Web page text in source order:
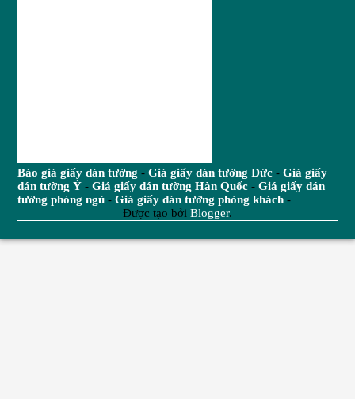
Báo giá giấy dán tường - Giá giấy dán tường Đức- Giá giấy
dán tường Ý- Giá giấy dán tường Hàn Quốc- Giá giấy dán
tường phòng ngủ- Giá giấy dán tường phòng khách-
Được tạo bởi Blogger.